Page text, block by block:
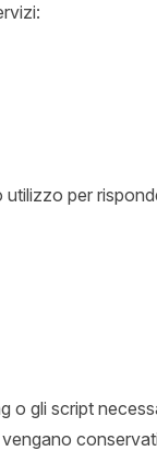
per
gli script